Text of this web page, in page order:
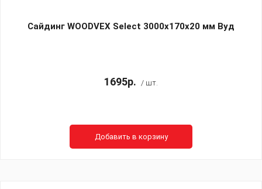
Сайдинг WOODVEX Select 3000х170х20 мм Вуд
1695р. / шт.
Добавить в корзину